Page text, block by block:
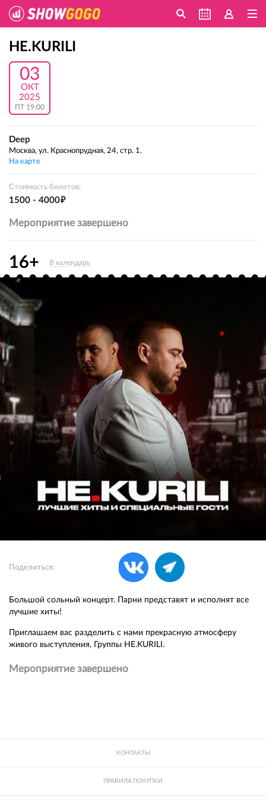
НЕ.KURILI
03
ОКТ
2025
ПТ 19:00
Deep
Москва, ул. Краснопрудная, 24, стр. 1.
На карте
Стоимость билетов:
1500 - 4000е
Мероприятие завершено
16+ В календарь
Поделиться:
Большой сольный концерт. Парни представят и исполнят все
лучшие хиты!
Приглашаем вас разделить с нами прекрасную атмосферу
живого выступления, Группы НЕ.KURILI.
Мероприятие завершено
КОНТАКТЫ
ПРАВИЛА ПОКУПКИ